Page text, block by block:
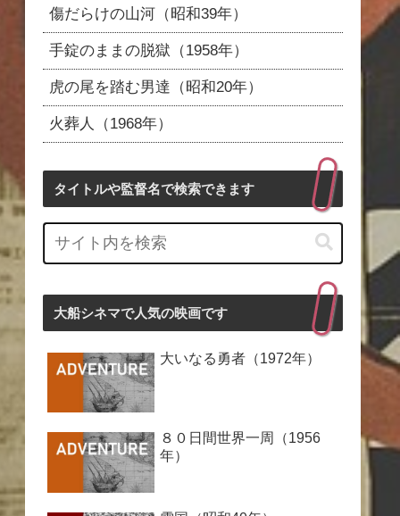
傷だらけの山河（昭和39年）
手錠のままの脱獄（1958年）
虎の尾を踏む男達（昭和20年）
火葬人（1968年）
タイトルや監督名で検索できます
大船シネマで人気の映画です
大いなる勇者（1972年）
８０日間世界一周（1956
年）